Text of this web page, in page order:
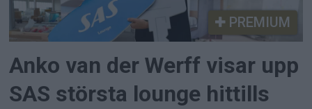
PREMIUM
Anko van der Werff visar upp
SAS största lounge hittills